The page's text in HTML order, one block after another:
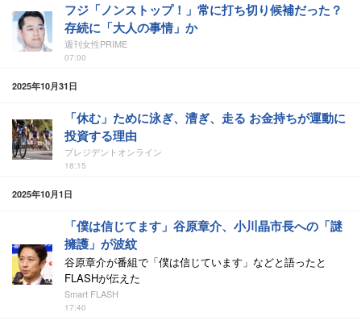
フジ「ノンストップ！」常に打ち切り候補だった？
存続に「大人の事情」か
週刊女性PRIME
07:00
2025年10月31日
「休む」ために泳ぎ、漕ぎ、走る お金持ちが運動に
投資する理由
プレジデントオンライン
18:15
2025年10月1日
「僕は信じてます」谷原章介、小川晶市長への「謎
擁護」が波紋
谷原章介が番組で「僕は信じています」などと語ったと
FLASHが伝えた
Smart FLASH
17:40